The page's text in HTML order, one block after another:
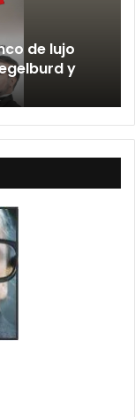
su show en